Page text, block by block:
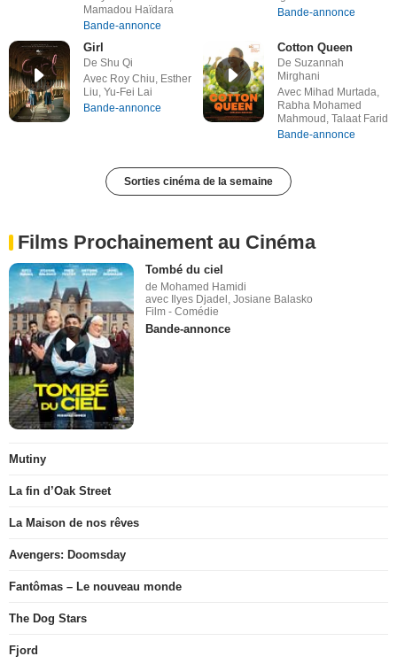
Mamadou Haïdara
Bande-annonce
Bande-annonce
Girl
De Shu Qi
Avec Roy Chiu, Esther
Liu, Yu-Fei Lai
Bande-annonce
Cotton Queen
De Suzannah
Mirghani
Avec Mihad Murtada,
Rabha Mohamed
Mahmoud, Talaat Farid
Bande-annonce
Sorties cinéma de la semaine
Films Prochainement au Cinéma
Tombé du ciel
de Mohamed Hamidi
avec Ilyes Djadel, Josiane Balasko
Film - Comédie
Bande-annonce
Mutiny
La fin d’Oak Street
La Maison de nos rêves
Avengers: Doomsday
Fantômas – Le nouveau monde
The Dog Stars
Fjord